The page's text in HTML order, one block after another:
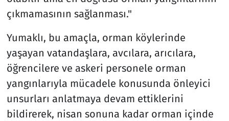
çıkmamasının sağlanması."
Yumaklı, bu amaçla, orman köylerinde
yaşayan vatandaşlara, avcılara, arıcılara,
öğrencilere ve askeri personele orman
yangınlarıyla mücadele konusunda önleyici
unsurları anlatmaya devam ettiklerini
bildirerek, nisan sonuna kadar orman içinde